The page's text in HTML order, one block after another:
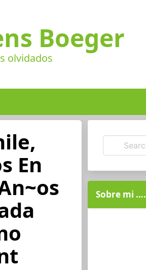
Boeger
olvidados
En
Sobre mi ….